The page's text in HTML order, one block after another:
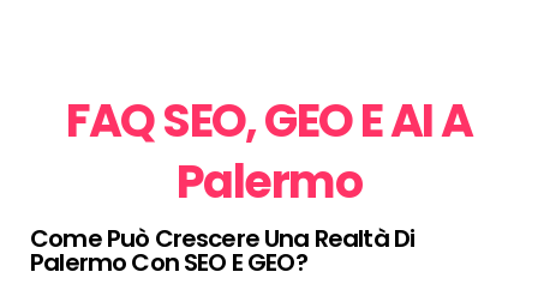
FAQ SEO, GEO E AI A
Palermo
Come Può Crescere Una Realtà Di
Palermo Con SEO E GEO?